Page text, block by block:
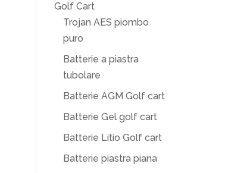
Golf Cart
Trojan AES piombo
puro
Batterie a piastra
tubolare
Batterie AGM Golf cart
Batterie Gel golf cart
Batterie Litio Golf cart
Batterie piastra piana